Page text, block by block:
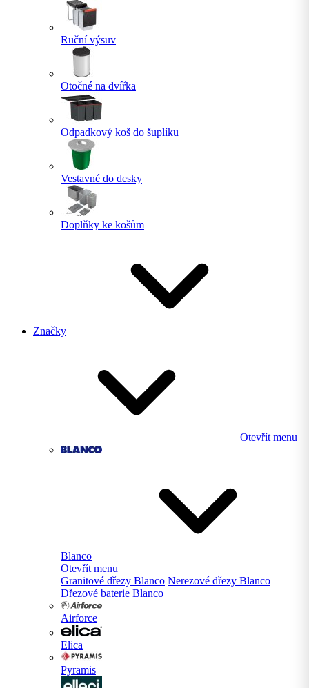
Ruční výsuv
Otočné na dvířka
Odpadkový koš do šuplíku
Vestavné do desky
Doplňky ke košům
Značky
Otevřít menu
Blanco
Otevřít menu
Granitové dřezy Blanco Nerezové dřezy Blanco
Dřezové baterie Blanco
Airforce
Elica
Pyramis